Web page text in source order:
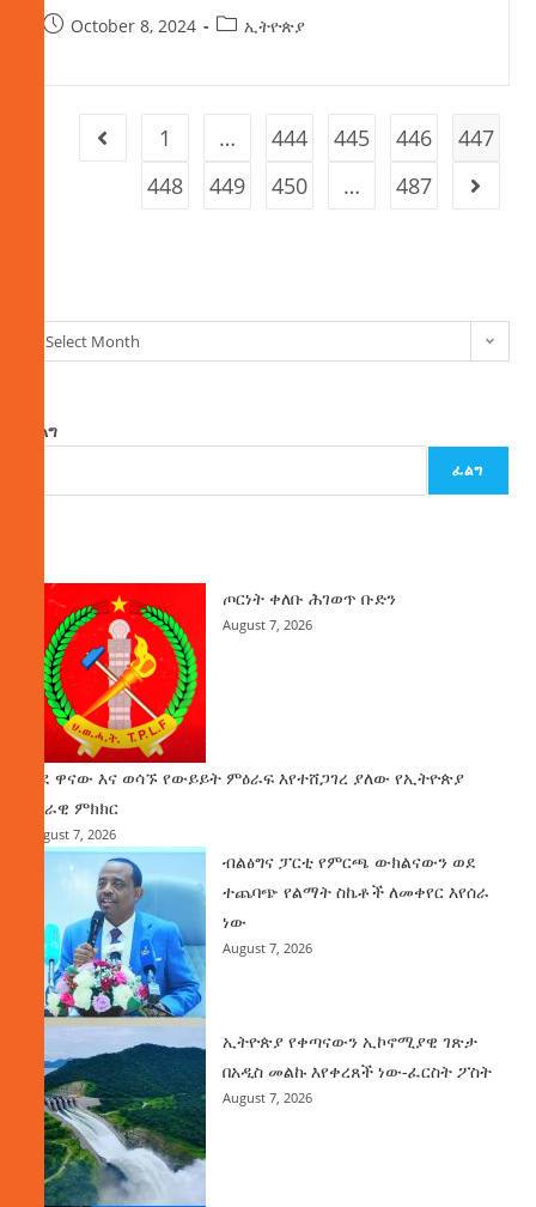
October 8, 2024 ኢትዮጵያ
1 … 444 445 446
447
448
449 450 … 487
Select Month
ፈልግ
ፈልግ
ጦርነት ቀለቡ ሕገወጥ ቡድን
August 7, 2026
ወደ ዋናው እና ወሳኙ የውይይት ምዕራፍ እየተሸጋገረ ያለው የኢትዮጵያ
ሀገራዊ ምክክር
August 7, 2026
ብልፅግና ፓርቲ የምርጫ ውክልናውን ወደ
ተጨባጭ የልማት ስኬቶች ለመቀየር እየሰራ
ነው
August 7, 2026
ኢትዮጵያ የቀጣናውን ኢኮኖሚያዊ ገጽታ
በአዲስ መልኩ እየቀረጸች ነው-ፈርስት ፖስት
August 7, 2026